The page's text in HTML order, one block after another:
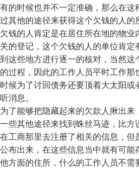
有的时候也并不一定准确，那么在这
过其他的途径来获得这个欠钱的人的
欠钱的人肯定是在居住所在地的物业
关的登记，这个欠钱的人的单位肯定
到这些地方进行逐一的核对，当然这
的过程，因此的工作人员平时工作那
时候为了讨回债务还要顶着大太阳或
听消息。
为了能够把隐藏起来的欠款人揪出来
一些其他途径来找到蛛丝马迹，比方
在工商那里去注册了相关的信息，但
公布出来，在这些信息当中就有可能
他方面的住所，什么的工作人员不需